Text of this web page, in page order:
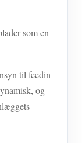
som en
til feedin-
og